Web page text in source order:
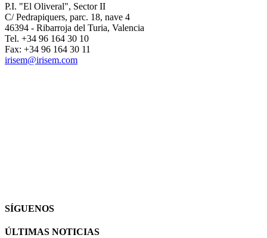
P.I. "El Oliveral", Sector II
C/ Pedrapiquers, parc. 18, nave 4
46394 - Ribarroja del Turia, Valencia
Tel. +34 96 164 30 10
Fax: +34 96 164 30 11
irisem@irisem.com
SÍGUENOS
ÚLTIMAS NOTICIAS